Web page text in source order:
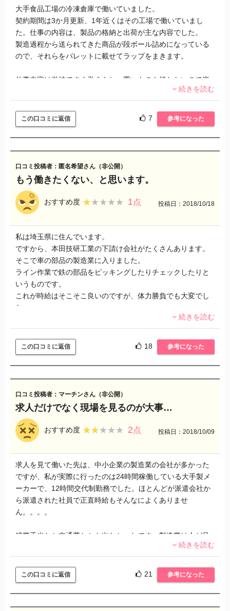
あとは有給があればありがたいですが、派遣の身分ではやは
りありませんでした。あと通勤手段ですが、車があればよか
ったのですが、バイクで通勤してたので、雨の日は大変であ
りました。
性があるのでそちらをおすすめします。万が一でも社員にな
ったらボーナスがあるのでその方が賢明だと思います。
大手食品工場の冷凍倉庫で働いていました。
契約期間は3か月更新、1年近くはその工場で働いていまし
た。仕事の内容は、製品の格納と出荷が主な内容でした。
製造過程から送られてきた商品が段ボール詰めになっている
ので、それらをパレットに載せてラップをまきます。
仕事内容は単純ですぐ覚えられ、重いものも持たないので楽
出荷できるような状態になったら、フォークリフトやハンド
リフトを使って倉庫に格納していきます。
午後になると出荷のトラックが来るので、指定された個数を
倉庫からだしトラックへの積み込みを行います。
積み込みが終わったら、書類上の在庫数と倉庫内の実際の商
品の個数が合っているかをチェック。
最後は、清掃片付けをしてい一日が終了という流れでした。
人手不足の時期の場合、これらの業務が終わり次第、製造過
程からきた商品の目視チェックに回されることもありまし
た。
季節の商品を扱っていたので、時期によって業務量が激増す
ることがありその時期は残業続きなところが難点です…求人
の段階でそれを判別するのは難しいので、派遣会社からアド
バイスを貰えたら一番いいかもしれません。
派遣会社の対応は普通、工場を紹介したら後はお任せという
こちらも困ったことがなかったので問題なしでしたが。
大手企業だけあり、事務所や休憩施設はキレイで快適でした
よ。
続きを読む
この口コミに返信 7 参考になった
口コミ投稿者：匿名希望さん（非公開）
もう働きたくない、と思います。
おすすめ度 ★★★★★
★★★★★ 1点 投稿日：2018/10/18
私は埼玉県に住んでいます。
ですから、本田技研工業の下請け会社がたくさんあります。
そこで車の部品の製造業に入りました。
ライン作業で鉄の部品をピッキングしたりチェックしたりと
いうものです。
これが時給はそこそこ良いのですが、体力勝負でも大変でし
た。
実は同じ会社の同じ仕事についているにもかかわらず、派遣
会社によっては、時給が50円から100円ほど違う時もありま
した。
各派遣会社から口止めをされているのですが、新聞広告の募
集などもあり、皆それとなく知っています。。。
仕事ができる人だけ最後まで契約を切られずに残ります。
派遣社員は期間が終わるときられてしまうので、なんとか生
き残ろうと社員さんに取り繕うものもいました。
しかし、自分の中で期限を決めて働く分には結構楽しいこと
働く者同士で仲良くなれば、飲みに行ったりご飯を食べに行
ったりと仲間意識もできやすいからです。
ただ、仕事上では派遣先の社員さんに対して気を使って肩身
の狭い思いをしました。
運良くそこから社員になれる人もいるみたいです。。。。。
私の場合は駄目でしたので、今は他で働いています。
また、戻りたいか？と聞かれたら、それは微妙かもしれませ
ん。条件のいい派遣会社などあれば考えますが。
続きを読む
この口コミに返信 18 参考になった
口コミ投稿者：マーチンさん（非公開）
求人だけでなく現場を見るのが大事…
おすすめ度 ★★★★★
★★★★★ 2点 投稿日：2018/10/09
求人を見て働いた先は、中小企業の製造業の会社が多かった
ですが、私が実際に行ったのは24時間稼働している大手製メ
ーカーで、12時間交代制勤務でした。ほとんどが派遣会社か
ら派遣された社員で正直時給もそんなによくありませ
ん。。。。
残業手当とか交通費とかも出なかったです。製造業は人が足
りないので派遣社員を低価格で大量に雇っているのだと思い
ます。やはり求人数が多いのには理由があるんですよ
ね。。。
同じ派遣会社で違う製造業の企業に何件か行きましたが、パ
ートの女性からキツイ言葉が飛び交ったりとにかく生産性を
続きを読む
この口コミに返信 21 参考になった